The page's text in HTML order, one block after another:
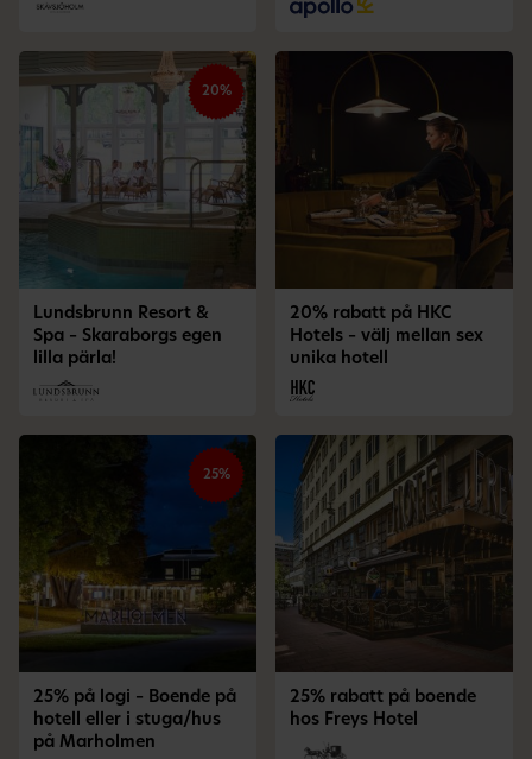
20%
Lundsbrunn Resort &
Spa – Skaraborgs egen
lilla pärla!
20% rabatt på HKC
Hotels – välj mellan sex
unika hotell
25%
25% på logi – Boende på
hotell eller i stuga/hus
på Marholmen
25% rabatt på boende
hos Freys Hotel